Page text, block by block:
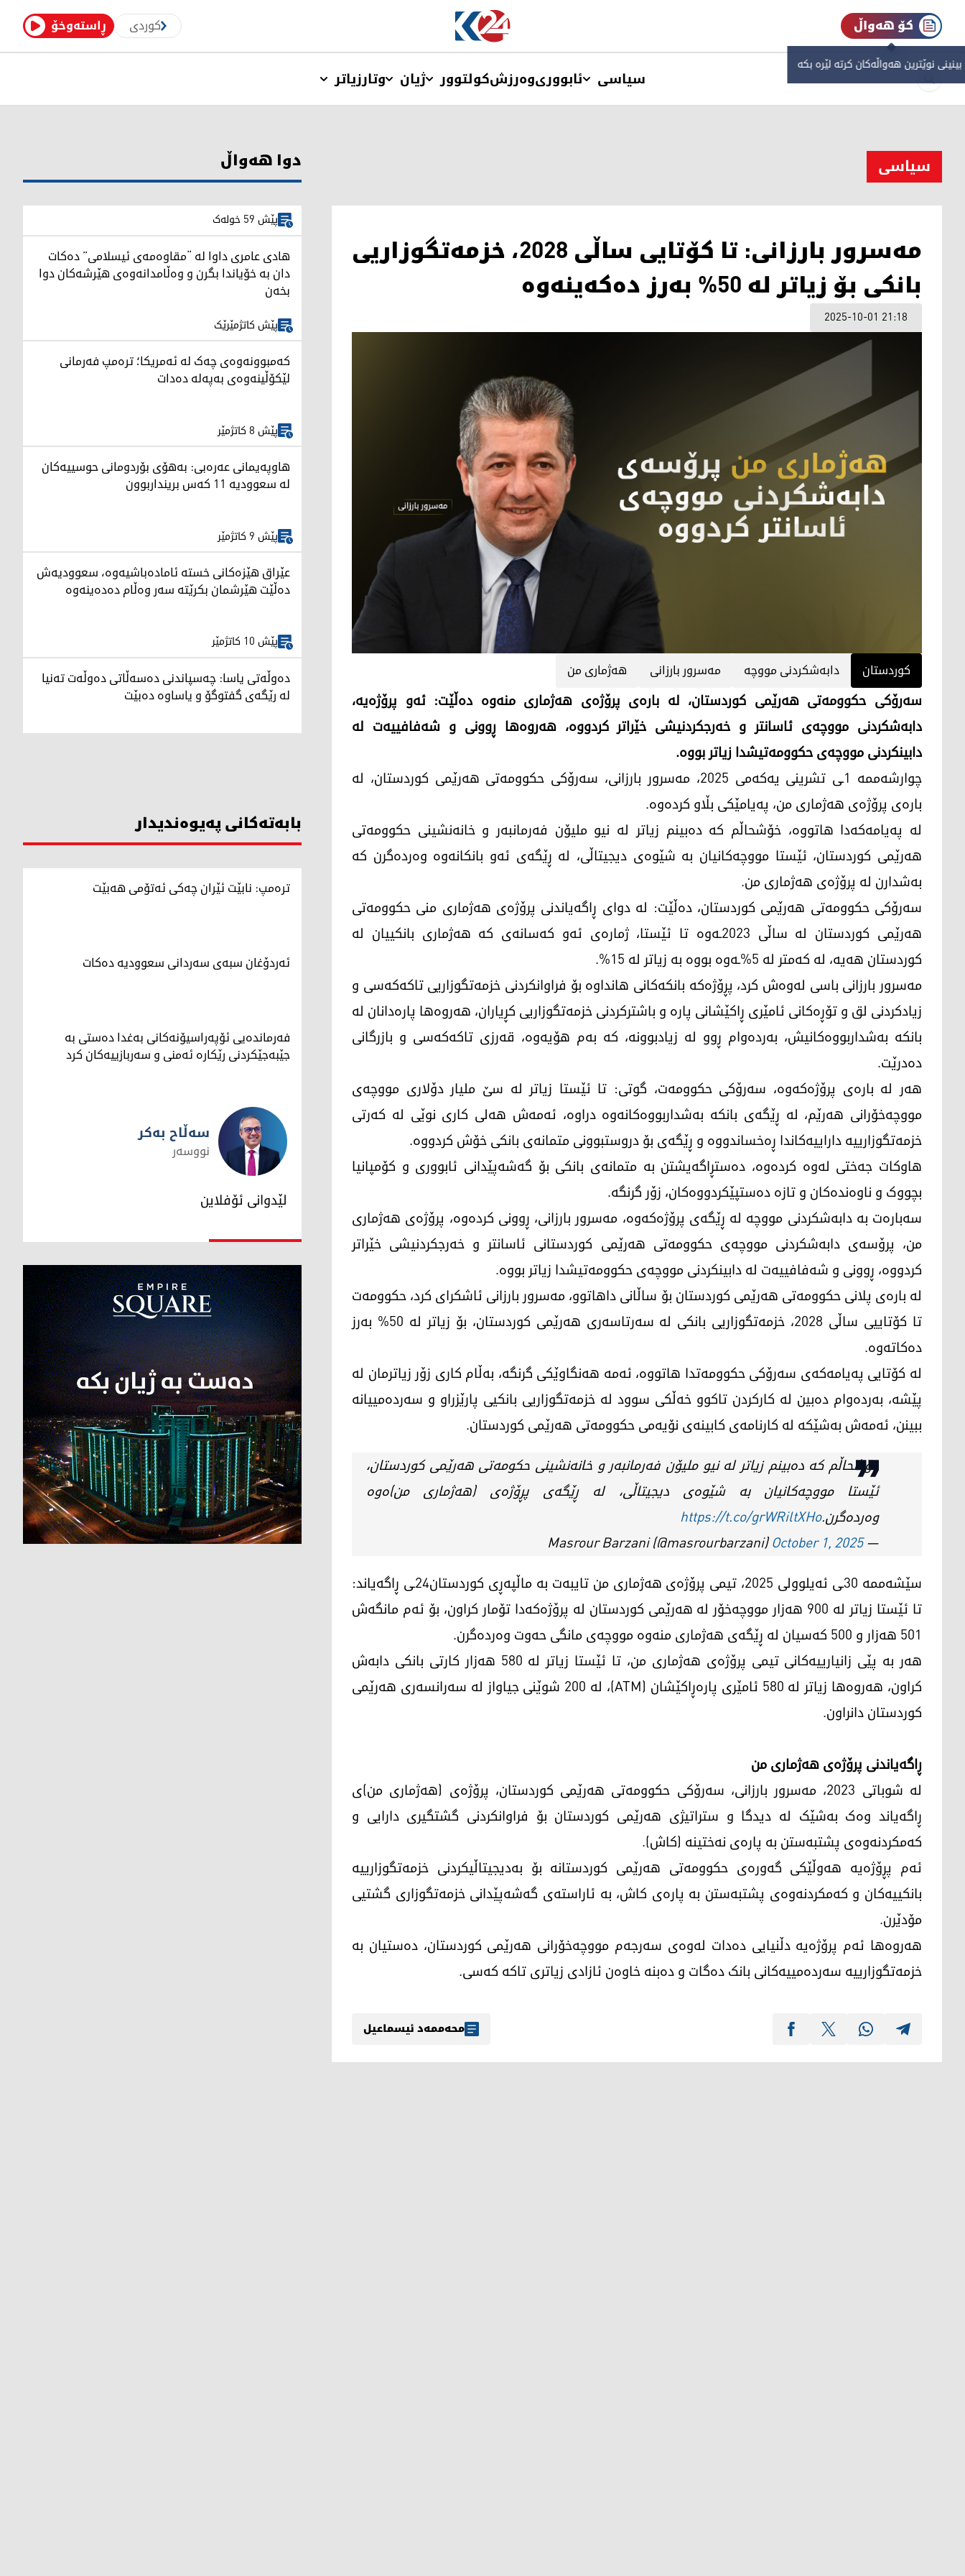
ڕاستەوخۆ کوردی کۆ هەواڵ
نوێترین هەواڵەکان کرتە لێرە بکە
سیاسی ئابووریوەرزشکولتوور ژیان وتارزیاتر
سیاسی
مەسرور بارزانی: تا کۆتایی ساڵی 2028، خزمەتگوزاریی
بانکی بۆ زیاتر لە 50% بەرز دەکەینەوە
2025-10-01 21:18
کوردستان دابەشکردنی مووچە مەسرور بارزانی هەژماری من
سەرۆکی حکوومەتی هەرێمی کوردستان، لە بارەی پرۆژەی هەژماری منەوە دەڵێت: ئەو پرۆژەیە،
دابەشکردنی مووچەی ئاسانتر و خەرجکردنیشی خێراتر کردووە، هەروەها ڕوونی و شەفافییەت لە
دابینکردنی مووچەی حکوومەتیشدا زیاتر بووە.
چوارشەممە 1ـی تشرینی یەکەمی 2025، مەسرور بارزانی، سەرۆکی حکوومەتی هەرێمی کوردستان، لە
بارەی پرۆژەی هەژماری من، پەیامێکی بڵاو کردەوە.
لە پەیامەکەدا هاتووە، خۆشحاڵم کە دەبینم زیاتر لە نیو ملیۆن فەرمانبەر و خانەنشینی حکوومەتی
هەرێمی کوردستان، ئێستا مووچەکانیان بە شێوەی دیجیتاڵی، لە ڕێگەی ئەو بانکانەوە وەردەگرن کە
بەشدارن لە پرۆژەی هەژماری من.
سەرۆکی حکوومەتی هەرێمی کوردستان، دەڵێت: لە دوای ڕاگەیاندنی پرۆژەی هەژماری منی حکوومەتی
هەرێمی کوردستان لە ساڵی 2023ـەوە تا ئێستا، ژمارەی ئەو کەسانەی کە هەژماری بانکییان لە
کوردستان هەیە، لە کەمتر لە 5%ـەوە بووە بە زیاتر لە 15%.
مەسرور بارزانی باسی لەوەش کرد، پڕۆژەکە بانکەکانی هانداوە بۆ فراوانکردنی خزمەتگوزاریی تاکەکەسی و
زیادکردنی لق و تۆڕەکانی ئامێری ڕاکێشانی پارە و باشترکردنی خزمەتگوزاریی کڕیاران، هەروەها پارەدانان لە
بانکە بەشداربووەکانیش، بەردەوام ڕوو لە زیادبوونە، کە بەم هۆیەوە، قەرزی تاکەکەسی و بازرگانی
دەدرێت.
هەر لە بارەی پرۆژەکەوە، سەرۆکی حکوومەت، گوتی: تا ئێستا زیاتر لە سێ ملیار دۆلاری مووچەی
مووچەخۆرانی هەرێم، لە ڕێگەی بانکە بەشداربووەکانەوە دراوە، ئەمەش هەلی کاری نوێی لە کەرتی
خزمەتگوزارییە داراییەکاندا ڕەخساندووە و ڕێگەی بۆ دروستبوونی متمانەی بانکی خۆش کردووە.
هاوکات جەختی لەوە کردەوە، دەستڕاگەیشتن بە متمانەی بانکی بۆ گەشەپێدانی ئابووری و کۆمپانیا
بچووک و ناوەندەکان و تازە دەستپێکردووەکان، زۆر گرنگە.
سەبارەت بە دابەشکردنی مووچە لە ڕێگەی پرۆژەکەوە، مەسرور بارزانی، ڕوونی کردەوە، پرۆژەی هەژماری
من، پرۆسەی دابەشکردنی مووچەی حکوومەتی هەرێمی کوردستانی ئاسانتر و خەرجکردنیشی خێراتر
کردووە، ڕوونی و شەفافییەت لە دابینکردنی مووچەی حکوومەتیشدا زیاتر بووە.
لە بارەی پلانی حکوومەتی هەرێمی کوردستان بۆ ساڵانی داهاتوو، مەسرور بارزانی ئاشکرای کرد، حکوومەت
تا کۆتاییی ساڵی 2028، خزمەتگوزاریی بانکی لە سەرتاسەری هەرێمی کوردستان، بۆ زیاتر لە 50% بەرز
دەکاتەوە.
لە کۆتایی پەیامەکەی سەرۆکی حکوومەتدا هاتووە، ئەمە هەنگاوێکی گرنگە، بەڵام کاری زۆر زیاترمان لە
پێشە، بەردەوام دەبین لە کارکردن تاکوو خەڵکی سوود لە خزمەتگوزاریی بانکیی پارێزراو و سەردەمییانە
ببینن، ئەمەش بەشێکە لە کارنامەی کابینەی نۆیەمی حکوومەتی هەرێمی کوردستان.
خۆشحاڵم کە دەبینم زیاتر لە نیو ملیۆن فەرمانبەر و خانەنشینی حکومەتی هەرێمی کوردستان،
ئێستا مووچەکانیان بە شێوەی دیجیتاڵی، لە ڕێگەی پڕۆژەی (هەژماری من)ەوە
وەردەگرن.https://t.co/grWRiltXHo
— Masrour Barzani (@masrourbarzani)
October 1, 2025
سێشەممە 30ـی ئەیلوولی 2025، تیمی پرۆژەی هەژماری من تایبەت بە ماڵپەڕی کوردستان24ـی ڕاگەیاند:
تا ئێستا زیاتر لە 900 هەزار مووچەخۆر لە هەرێمی کوردستان لە پرۆژەکەدا تۆمار کراون، بۆ ئەم مانگەش
501 هەزار و 500 کەسیان لە ڕێگەی هەژماری منەوە مووچەی مانگی حەوت وەردەگرن.
هەر بە پێی زانیارییەکانی تیمی پرۆژەی هەژماری من، تا ئێستا زیاتر لە 580 هەزار کارتی بانکی دابەش
کراون، هەروەها زیاتر لە 580 ئامێری پارەڕاکێشان (ATM)، لە 200 شوێنی جیاواز لە سەرانسەری هەرێمی
کوردستان دانراون.
ڕاگەیاندنی پرۆژەی هەژماری من
لە شوباتی 2023، مەسرور بارزانی، سەرۆکی حکوومەتی هەرێمی کوردستان، پرۆژەی (هەژماری من)ی
ڕاگەیاند وەک بەشێک لە دیدگا و ستراتیژی هەرێمی کوردستان بۆ فراوانکردنی گشتگیری دارایی و
کەمکردنەوەی پشتبەستن بە پارەی نەختینە (کاش).
ئەم پڕۆژەیە هەوڵێکی گەورەی حکوومەتی هەرێمی کوردستانە بۆ بەدیجیتاڵیکردنی خزمەتگوزارییە
بانکییەکان و کەمکردنەوەی پشتبەستن بە پارەی کاش، بە ئاراستەی گەشەپێدانی خزمەتگوزاری گشتیی
مۆدێرن.
هەروەها ئەم پرۆژەیە دڵنیایی دەدات لەوەی سەرجەم مووچەخۆرانی هەرێمی کوردستان، دەستیان بە
خزمەتگوزارییە سەردەمییەکانی بانک دەگات و دەبنە خاوەن ئازادی زیاتری تاکە کەسی.
محەممەد ئیسماعیل
دوا هەواڵ
پێش 59 خولەک
هادی عامری داوا لە “مقاوەمەی ئیسلامی” دەکات
دان بە خۆیاندا بگرن و وەڵامدانەوەی هێرشەکان دوا
بخەن
پێش کاتژمێرێک
کەمبوونەوەی چەک لە ئەمریکا؛ ترەمپ فەرمانی
لێکۆڵینەوەی بەپەلە دەدات
پێش 8 کاتژمێر
هاوپەیمانی عەرەبی: بەهۆی بۆردومانی حوسییەکان
لە سعوودیە 11 کەس برینداربوون
پێش 9 کاتژمێر
عێراق هێزەکانی خستە ئامادەباشیەوە، سعوودیەش
دەڵێت هێرشمان بکرێتە سەر وەڵام دەدەینەوە
پێش 10 کاتژمێر
دەوڵەتی یاسا: چەسپاندنی دەسەڵاتی دەوڵەت تەنیا
لە رێگەی گفتوگۆ و یاساوە دەبێت
بابەتەکانی پەیوەندیدار
ترەمپ: نابێت ئێران چەکی ئەتۆمی هەبێت
ئەردۆغان سبەی سەردانی سعوودیە دەکات
فەرماندەیی ئۆپەراسیۆنەکانی بەغدا دەستی بە
جێبەجێکردنی رێکارە ئەمنی و سەربازییەکان کرد
سەڵاح بەکر
سەڵاح بەکر
نووسەر
لێدوانی ئۆفلاین